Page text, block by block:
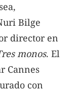
Bilge
director en
monos. El
Cannes
con